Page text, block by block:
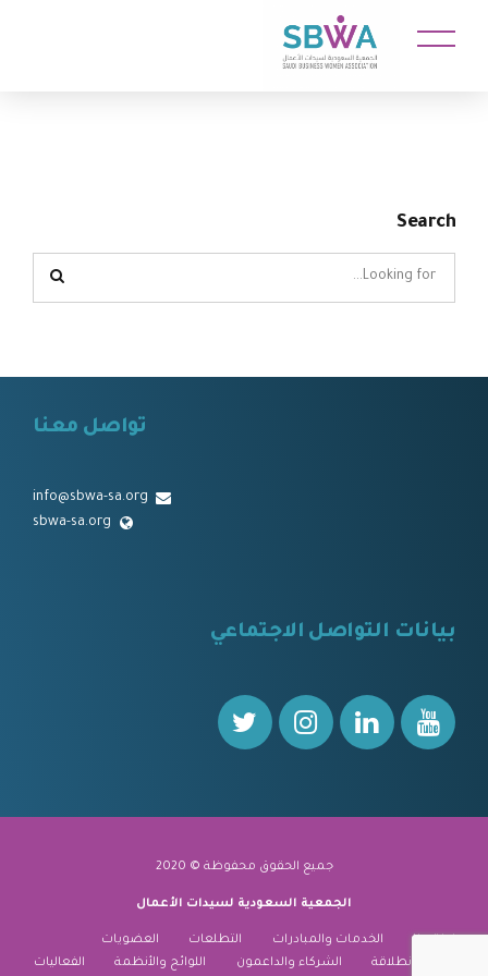
Search
تواصل معنا
info@sbwa-sa.org
sbwa-sa.org
بيانات التواصل الاجتماعي
جميع الحقوق محفوظة © 2020
الجمعية السعودية لسيدات الأعمال
نبذة عنا الخدمات والمبادرات التطلعات
العضويات
منارة الانطلاقة
الشركاء والداعمون اللوائح والأنظمة الفعاليات